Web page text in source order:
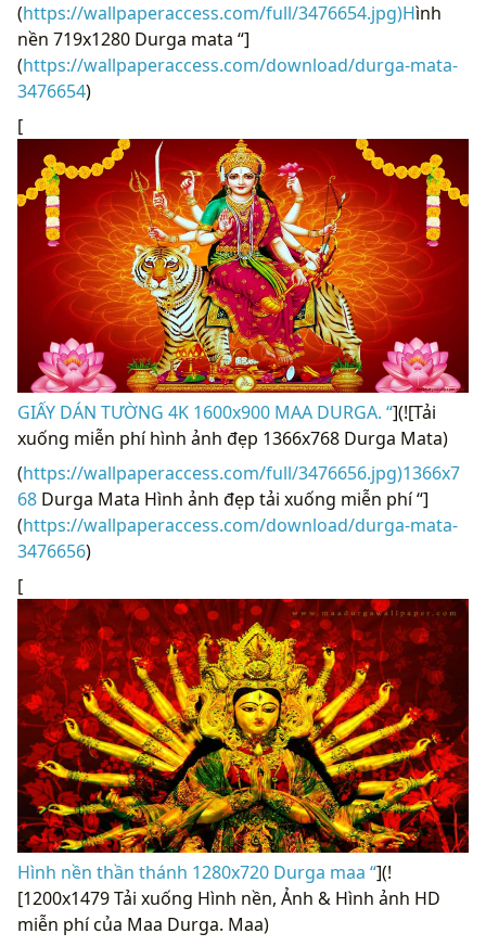
(https://wallpaperaccess.com/full/3476654.jpg)Hình
nền 719x1280 Durga mata “]
(https://wallpaperaccess.com/download/durga-mata-
3476654)
[
GIẤY DÁN TƯỜNG 4K 1600x900 MAA DURGA. “](![Tải
xuống miễn phí hình ảnh đẹp 1366x768 Durga Mata)
(https://wallpaperaccess.com/full/3476656.jpg)1366x7
68 Durga Mata Hình ảnh đẹp tải xuống miễn phí “]
(https://wallpaperaccess.com/download/durga-mata-
3476656)
[
Hình nền thần thánh 1280x720 Durga maa “](!
[1200x1479 Tải xuống Hình nền, Ảnh & Hình ảnh HD
miễn phí của Maa Durga. Maa)